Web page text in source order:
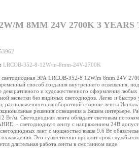
M 8MM 24V 2700K 3
LRCOB-352-8-12W/m-8mm-24V-2700K
светодиодная ЭРА LRCOB-352-8 12W/m 8mm 24V
способ создания внутреннего освещения,
декоративного и художественного оформления
засветки без видимых светодиодов. Легко и быстро
расположенного на оборотной стороне ленты
решения освещения в Вашем интерьере.
Вт/м. Светодиодная лента обладает световым
- светодиодную ленту с напряжением 24В
лент с мощностью выше 9.6 Вт
охлаждения. Это существенно продлит срок службы
длительная работа ленты в смотанном виде